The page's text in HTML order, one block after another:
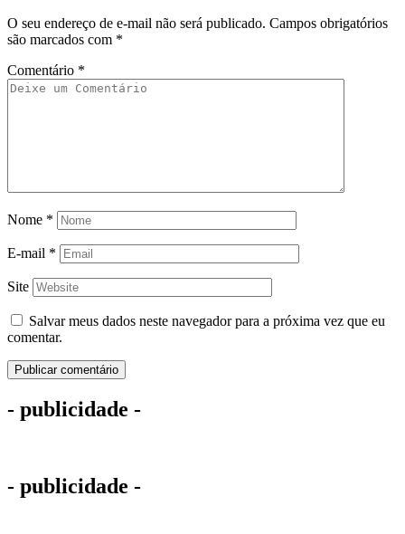
O seu endereço de e-mail não será publicado. Campos obrigatórios
são marcados com *
Comentário *
Nome *
E-mail *
Site
Salvar meus dados neste navegador para a próxima vez que eu
comentar.
- publicidade -
- publicidade -